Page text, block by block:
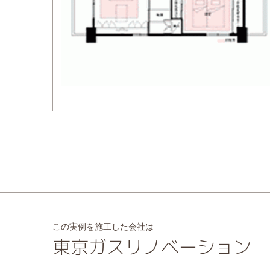
この実例を施工した会社は
東京ガスリノベーション